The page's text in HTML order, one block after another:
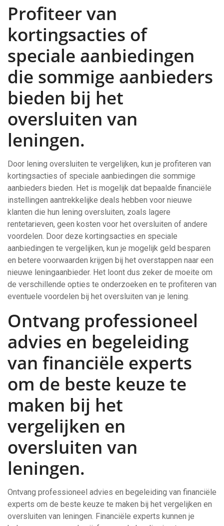
Profiteer van
kortingsacties of
speciale aanbiedingen
die sommige aanbieders
bieden bij het
oversluiten van
leningen.
Door lening oversluiten te vergelijken, kun je profiteren van
kortingsacties of speciale aanbiedingen die sommige
aanbieders bieden. Het is mogelijk dat bepaalde financiële
instellingen aantrekkelijke deals hebben voor nieuwe
klanten die hun lening oversluiten, zoals lagere
rentetarieven, geen kosten voor het oversluiten of andere
voordelen. Door deze kortingsacties en speciale
aanbiedingen te vergelijken, kun je mogelijk geld besparen
en betere voorwaarden krijgen bij het overstappen naar een
nieuwe leningaanbieder. Het loont dus zeker de moeite om
de verschillende opties te onderzoeken en te profiteren van
eventuele voordelen bij het oversluiten van je lening.
Ontvang professioneel
advies en begeleiding
van financiële experts
om de beste keuze te
maken bij het
vergelijken en
oversluiten van
leningen.
Ontvang professioneel advies en begeleiding van financiële
experts om de beste keuze te maken bij het vergelijken en
oversluiten van leningen. Financiële experts kunnen je